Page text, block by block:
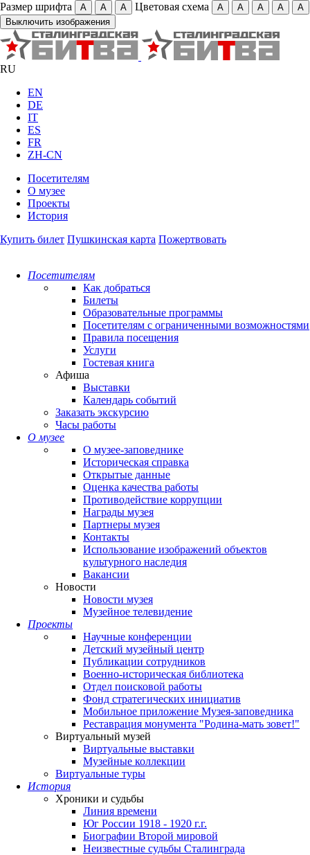
Размер шрифта А А А Цветовая схема А А А А
А
Выключить изображения
RU
EN
DE
IT
ES
FR
ZH-CN
Посетителям
О музее
Проекты
История
Купить билет Пушкинская карта Пожертвовать
Посетителям
Как добраться
Билеты
Образовательные программы
Посетителям с ограниченными возможностями
Правила посещения
Услуги
Гостевая книга
Афиша
Выставки
Календарь событий
Заказать экскурсию
Часы работы
О музее
О музее-заповеднике
Историческая справка
Открытые данные
Оценка качества работы
Противодействие коррупции
Награды музея
Партнеры музея
Контакты
Использование изображений объектов
культурного наследия
Вакансии
Новости
Новости музея
Музейное телевидение
Проекты
Научные конференции
Детский музейный центр
Публикации сотрудников
Военно-историческая библиотека
Отдел поисковой работы
Фонд стратегических инициатив
Мобильное приложение Музея-заповедника
Реставрация монумента "Родина-мать зовет!"
Виртуальный музей
Виртуальные выставки
Музейные коллекции
Виртуальные туры
История
Хроники и судьбы
Линия времени
Юг России 1918 - 1920 г.г.
Биографии Второй мировой
Неизвестные судьбы Сталинграда